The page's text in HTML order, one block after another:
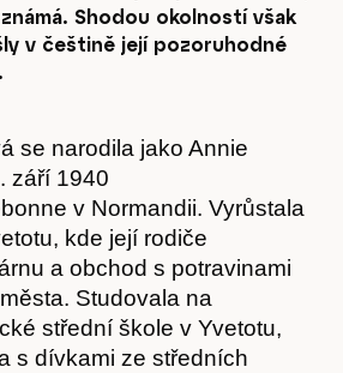
Shodou okolností však
v češtině její pozoruhodné
se narodila jako Annie
září 1940
v Normandii. Vyrůstala
kde její rodiče
a obchod s potravinami
Studovala na
střední škole v Yvetotu,
s dívkami ze středních